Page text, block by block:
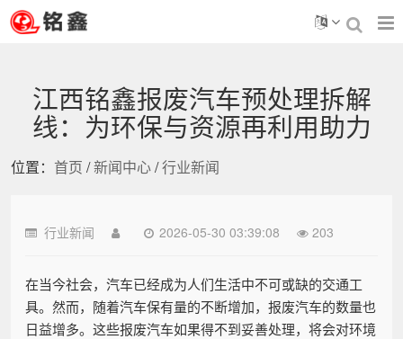
江西铭鑫报废汽车预处理拆解
线：为环保与资源再利用助力
位置： 首页 /新闻中心/行业新闻
行业新闻 2026-05-30 03:39:08 203
在当今社会，汽车已经成为人们生活中不可或缺的交通工
具。然而，随着汽车保有量的不断增加，报废汽车的数量也
日益增多。这些报废汽车如果得不到妥善处理，将会对环境